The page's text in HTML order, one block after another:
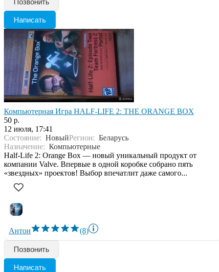
Написать
Компьютерная Игра HALF-LIFE 2: THE ORANGE BOX
50 р.
12 июля, 17:41
Состояние: НовыйРегион: Беларусь
Назначение: Компьютерные
Half-Life 2: Orange Box — новый уникальный продукт от
компании Valve. Впервые в одной коробке собрано пять
«звездных» проектов! Выбор впечатлит даже самого...
Антон (8)
Позвонить
Написать